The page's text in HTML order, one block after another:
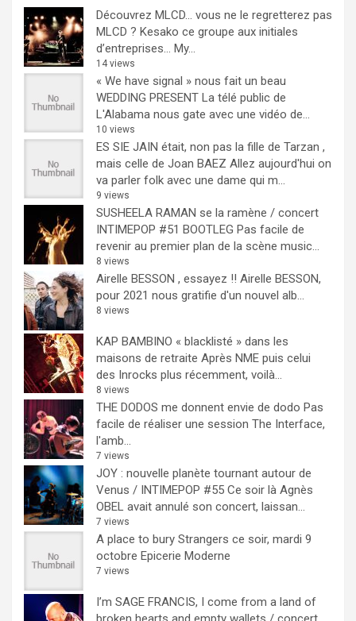
Découvrez MLCD… vous ne le regretterez pas
MLCD ? Kesako ce groupe aux initiales
d’entreprises… My...
14 views
« We have signal » nous fait un beau
WEDDING PRESENT La télé public de
L'Alabama nous gate avec une vidéo de...
10 views
ES SIE JAIN était, non pas la fille de Tarzan ,
mais celle de Joan BAEZ Allez aujourd'hui on
va parler folk avec une dame qui m...
9 views
SUSHEELA RAMAN se la ramène / concert
INTIMEPOP #51 BOOTLEG Pas facile de
revenir au premier plan de la scène music...
8 views
Airelle BESSON , essayez !! Airelle BESSON,
pour 2021 nous gratifie d'un nouvel alb...
8 views
KAP BAMBINO « blacklisté » dans les
maisons de retraite Après NME puis celui
des Inrocks plus récemment, voilà...
8 views
THE DODOS me donnent envie de dodo Pas
facile de réaliser une session The Interface,
l'amb...
7 views
JOY : nouvelle planète tournant autour de
Venus / INTIMEPOP #55 Ce soir là Agnès
OBEL avait annulé son concert, laissan...
7 views
A place to bury Strangers ce soir, mardi 9
octobre Epicerie Moderne
7 views
I’m SAGE FRANCIS, I come from a land of